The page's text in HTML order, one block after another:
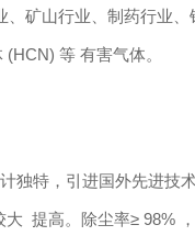
山行业、制药行业、
等 有害气体。
特，引进国外先进技
提高。除尘率≥ 98%